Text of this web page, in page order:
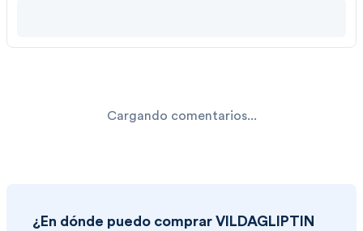
Cargando comentarios...
¿En dónde puedo comprar VILDAGLIPTIN